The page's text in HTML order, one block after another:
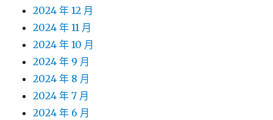
2024 年 12 月
2024 年 11 月
2024 年 10 月
2024 年 9 月
2024 年 8 月
2024 年 7 月
2024 年 6 月